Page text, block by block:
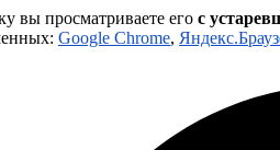
вы просматриваете его с
Google Chrome,